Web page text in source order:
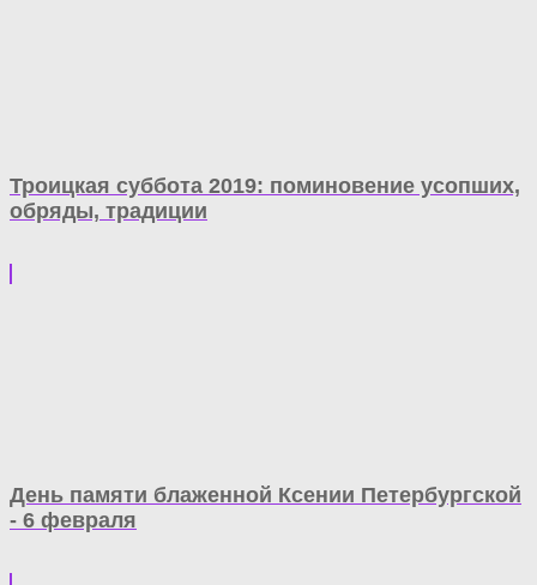
Троицкая суббота 2019: поминовение усопших,
обряды, традиции
День памяти блаженной Ксении Петербургской
- 6 февраля